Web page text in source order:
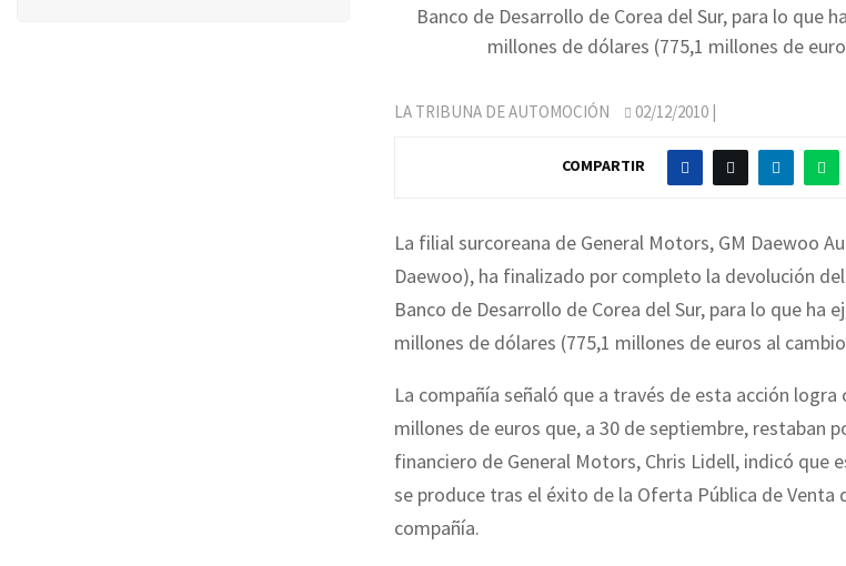
Banco de Desarrollo de Corea del Sur, para lo que
millones de dólares (775,1 millones de
LA TRIBUNA DE AUTOMOCIÓN 02/12/2010 |
COMPARTIR
La filial surcoreana de General Motors, GM Daewoo
Daewoo), ha finalizado por completo la devolución
Banco de Desarrollo de Corea del Sur, para lo que ha
millones de dólares (775,1 millones de euros al
La compañía señaló que a través de esta acción
millones de euros que, a 30 de septiembre, restaban
financiero de General Motors, Chris Lidell, indicó que
se produce tras el éxito de la Oferta Pública de Venta
compañía.